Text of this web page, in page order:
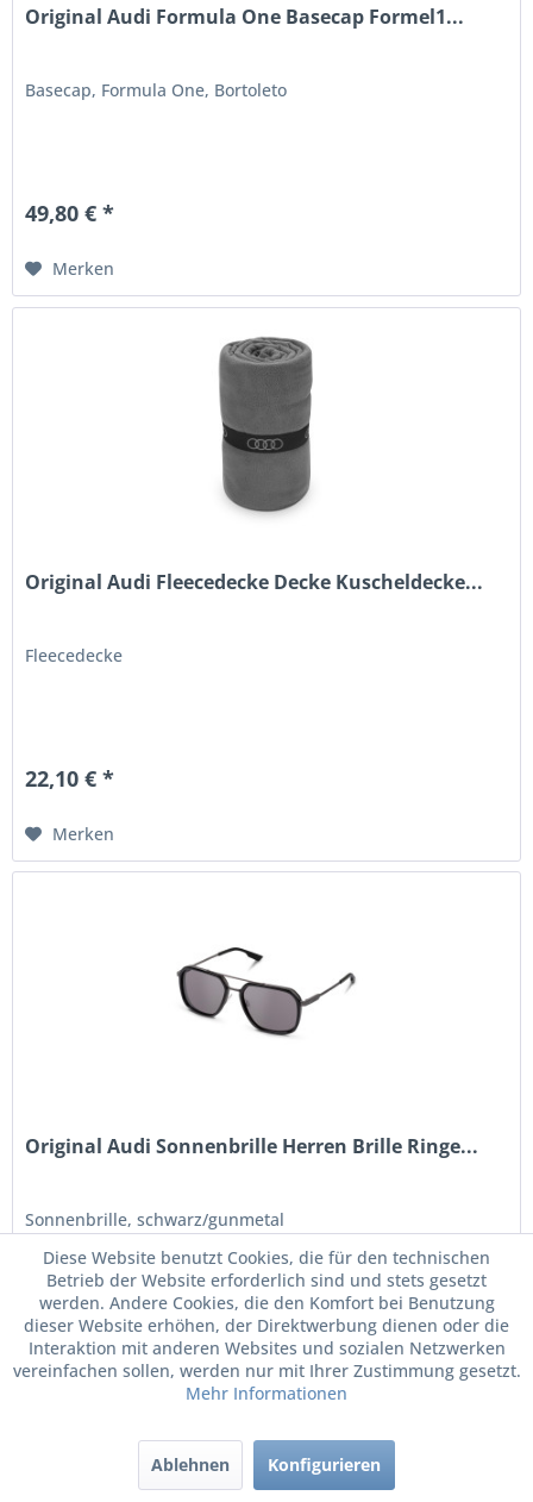
Original Audi Formula One Basecap Formel1...
Basecap, Formula One, Bortoleto
49,80 € *
Merken
Original Audi Fleecedecke Decke Kuscheldecke...
Fleecedecke
22,10 € *
Merken
Original Audi Sonnenbrille Herren Brille Ringe...
Sonnenbrille, schwarz/gunmetal
80,70 € *
Diese Website benutzt Cookies, die für den technischen
Betrieb der Website erforderlich sind und stets gesetzt
werden. Andere Cookies, die den Komfort bei Benutzung
dieser Website erhöhen, der Direktwerbung dienen oder die
Interaktion mit anderen Websites und sozialen Netzwerken
vereinfachen sollen, werden nur mit Ihrer Zustimmung gesetzt.
Mehr Informationen
Ablehnen Konfigurieren